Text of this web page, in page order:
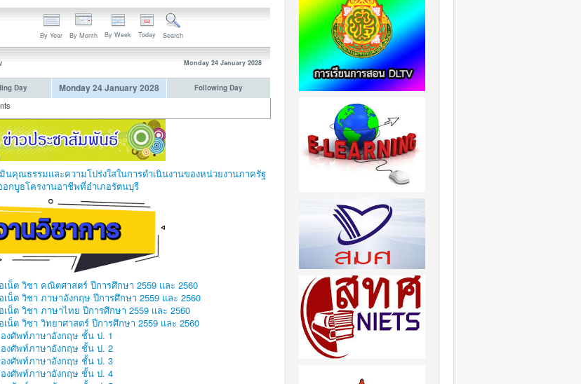
By Year By Month By Week Today Search
Monday 24 January 2028
Day Monday 24 January 2028 Following Day
มินคุณธรรมและความโปร่งใสในการดำเนินงานของหน่วยงานภาครัฐ
อกบูธโครงานอาชีพที่อำเภอรัตนบุรี
เน็ต วิชา คณิตศาสตร์ ปีการศึกษา 2559 และ 2560
เน็ต วิชา ภาษาอังกฤษ ปีการศึกษา 2559 และ 2560
เน็ต วิชา ภาษาไทย ปีการศึกษา 2559 และ 2560
เน็ต วิชา วิทยาศาสตร์ ปีการศึกษา 2559 และ 2560
งศัพท์ภาษาอังกฤษ ชั้น ป. 1
งศัพท์ภาษาอังกฤษ ชั้น ป. 2
งศัพท์ภาษาอังกฤษ ชั้น ป. 3
งศัพท์ภาษาอังกฤษ ชั้น ป. 4